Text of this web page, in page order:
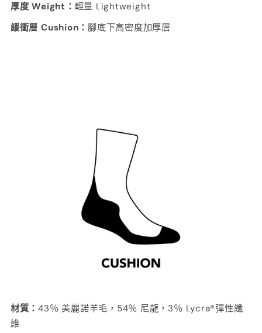
厚度 Weight： 輕量 Lightweight
緩衝層 Cushion：腳底下高密度加厚層
材質 ：43％ 美麗諾羊毛，54％ 尼龍，3％ Lycra®彈性纖
維